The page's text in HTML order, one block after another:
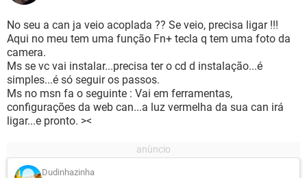
No seu a can ja veio acoplada ?? Se veio, precisa ligar !!!
Aqui no meu tem uma função Fn+ tecla q tem uma foto da
camera.
Ms se vc vai instalar...precisa ter o cd d instalação...é
simples...é só seguir os passos.
Ms no msn fa o seguinte : Vai em ferramentas,
configurações da web can...a luz vermelha da sua can irá
ligar...e pronto. ><
Dudinhazinha